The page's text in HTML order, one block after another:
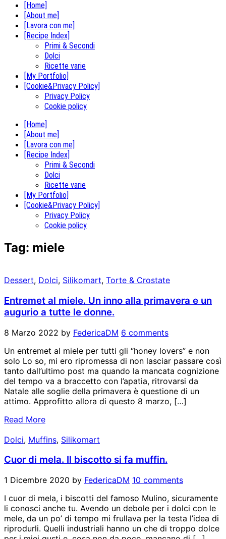
[Home]
[About me]
[Lavora con me]
[Recipe Index]
Primi & Secondi
Dolci
Ricette varie
[My Portfolio]
[Cookie&Privacy Policy]
Privacy Policy
Cookie policy
[Home]
[About me]
[Lavora con me]
[Recipe Index]
Primi & Secondi
Dolci
Ricette varie
[My Portfolio]
[Cookie&Privacy Policy]
Privacy Policy
Cookie policy
Tag: miele
Dessert, Dolci, Silikomart, Torte & Crostate
Entremet al miele. Un inno alla primavera e un
augurio a tutte le donne.
8 Marzo 2022 by FedericaDM 6 comments
Un entremet al miele per tutti gli “honey lovers” e non
solo Lo so, mi ero ripromessa di non lasciar passare così
tanto dall’ultimo post ma quando la mancata cognizione
del tempo va a braccetto con l’apatia, ritrovarsi da
Natale alle soglie della primavera è questione di un
attimo. Approfitto allora di questo 8 marzo, […]
Read More
Dolci, Muffins, Silikomart
Cuor di mela. Il biscotto si fa muffin.
1 Dicembre 2020 by FedericaDM 10 comments
I cuor di mela, i biscotti del famoso Mulino, sicuramente
li conosci anche tu. Avendo un debole per i dolci con le
mele, da un po’ di tempo mi frullava per la testa l’idea di
riprodurli. Quelli industriali hanno un che di troppo dolce